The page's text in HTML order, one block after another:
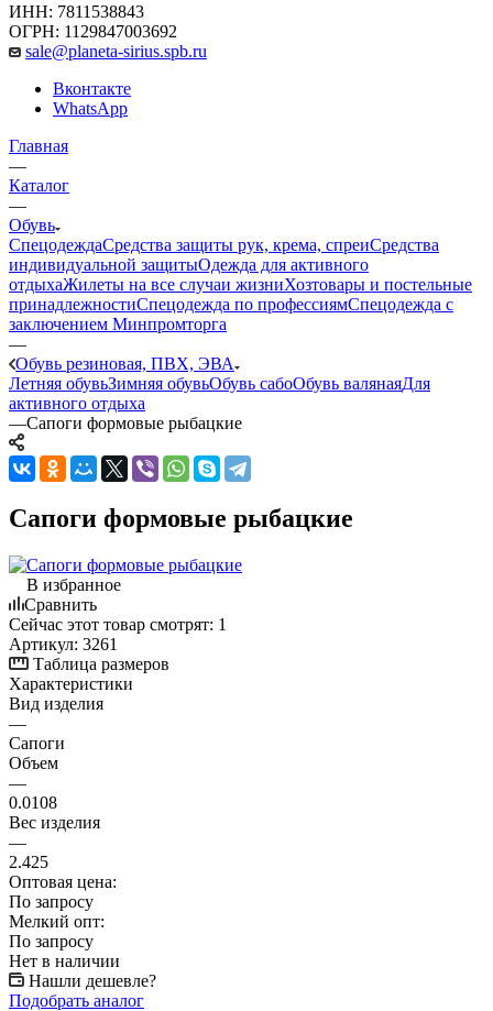
ИНН: 7811538843
ОГРН: 1129847003692
sale@planeta-sirius.spb.ru
Вконтакте
WhatsApp
Главная
—
Каталог
—
Обувь
СпецодеждаСредства защиты рук, крема, спреиСредства
индивидуальной защитыОдежда для активного
отдыхаЖилеты на все случаи жизниХозтовары и постельные
принадлежностиСпецодежда по профессиямСпецодежда с
заключением Минпромторга
—
Обувь резиновая, ПВХ, ЭВА
Летняя обувьЗимняя обувьОбувь сабоОбувь валянаяДля
активного отдыха
—Сапоги формовые рыбацкие
Сапоги формовые рыбацкие
В избранное
Сравнить
Сейчас этот товар смотрят: 1
Артикул: 3261
Таблица размеров
Характеристики
Вид изделия
—
Сапоги
Объем
—
0.0108
Вес изделия
—
2.425
Оптовая цена:
По запросу
Мелкий опт:
По запросу
Нет в наличии
Нашли дешевле?
Подобрать аналог